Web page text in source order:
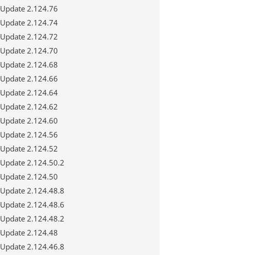
Update 2.124.76
Update 2.124.74
Update 2.124.72
Update 2.124.70
Update 2.124.68
Update 2.124.66
Update 2.124.64
Update 2.124.62
Update 2.124.60
Update 2.124.56
Update 2.124.52
Update 2.124.50.2
Update 2.124.50
Update 2.124.48.8
Update 2.124.48.6
Update 2.124.48.2
Update 2.124.48
Update 2.124.46.8